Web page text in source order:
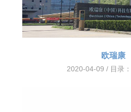
欧瑞康
2020-04-09 / 目录：